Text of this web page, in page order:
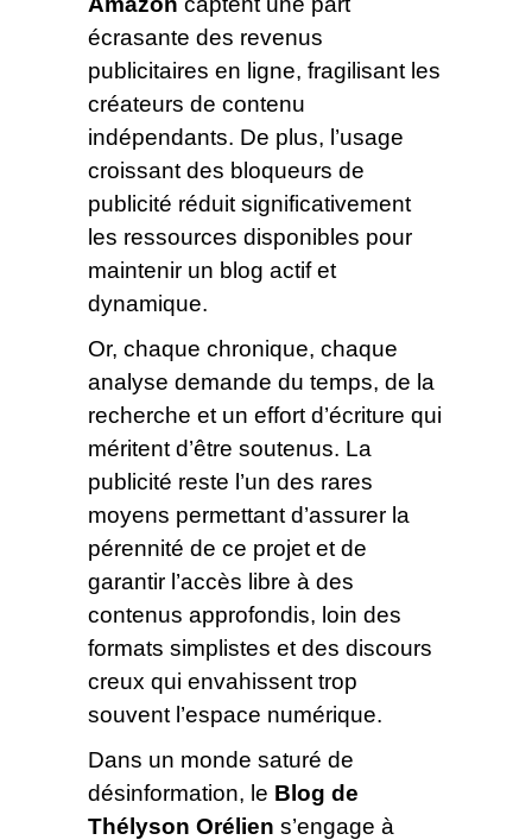
écrasante des revenus
publicitaires en ligne, fragilisant les
créateurs de contenu
indépendants. De plus, l’usage
croissant des bloqueurs de
publicité réduit significativement
les ressources disponibles pour
maintenir un blog actif et
dynamique.
Or, chaque chronique, chaque
analyse demande du temps, de la
recherche et un effort d’écriture qui
méritent d’être soutenus. La
publicité reste l’un des rares
moyens permettant d’assurer la
pérennité de ce projet et de
garantir l’accès libre à des
contenus approfondis, loin des
formats simplistes et des discours
creux qui envahissent trop
souvent l’espace numérique.
Dans un monde saturé de
désinformation, le Blog de
Thélyson Orélien s’engage à